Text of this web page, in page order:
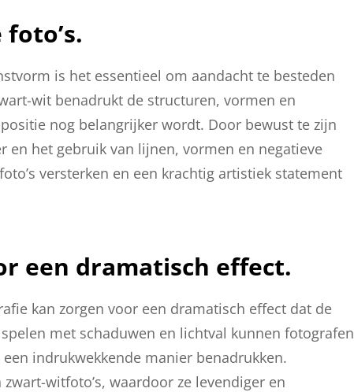
is het essentieel om aandacht te besteden
wit benadrukt de structuren, vormen en
nog belangrijker wordt. Door bewust te zijn
en het gebruik van lijnen, vormen en negatieve
versterken en een krachtig artistiek statement
een dramatisch effect.
kan zorgen voor een dramatisch effect dat de
met schaduwen en lichtval kunnen fotografen
indrukwekkende manier benadrukken.
witfoto’s, waardoor ze levendiger en